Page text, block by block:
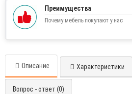
Преимущества
Почему мебель покупают у нас
Описание Характеристики
Вопрос - ответ (0)